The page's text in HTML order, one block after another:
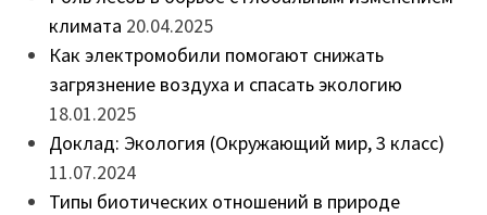
климата 20.04.2025
Как электромобили помогают снижать
загрязнение воздуха и спасать экологию
18.01.2025
Доклад: Экология (Окружающий мир, 3 класс)
11.07.2024
Типы биотических отношений в природе